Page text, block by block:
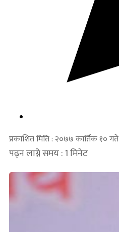
प्रकाशित मिति : २०७७ कार्तिक १० गते
पढ्न लाग्ने समय : 1 मिनेट